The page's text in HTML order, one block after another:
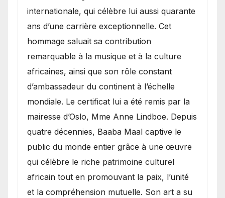
internationale, qui célèbre lui aussi quarante
ans d’une carrière exceptionnelle. Cet
hommage saluait sa contribution
remarquable à la musique et à la culture
africaines, ainsi que son rôle constant
d’ambassadeur du continent à l’échelle
mondiale. Le certificat lui a été remis par la
mairesse d’Oslo, Mme Anne Lindboe. Depuis
quatre décennies, Baaba Maal captive le
public du monde entier grâce à une œuvre
qui célèbre le riche patrimoine culturel
africain tout en promouvant la paix, l’unité
et la compréhension mutuelle. Son art a su